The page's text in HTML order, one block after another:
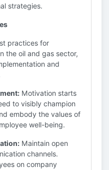
strategies.
practices for
the oil and gas sector,
and
Motivation starts
to visibly champion
embody the values of
well-being.
Maintain open
channels.
on company